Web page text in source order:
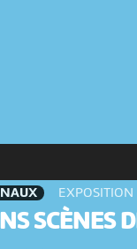
EXPOSITION
SCÈNES